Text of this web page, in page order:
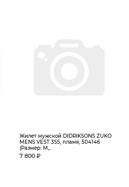
Жилет мужской DIDRIKSONS ZUKO
MENS VEST 355, пламя, 504146
(Размер: М,...
7 800 ₽